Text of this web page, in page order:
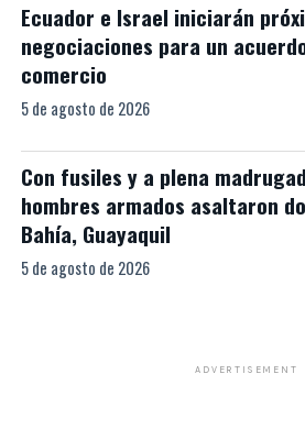
Ecuador e Israel iniciarán
negociaciones para un
comercio
5 de agosto de 2026
Con fusiles y a plena
hombres armados asaltaron
Bahía, Guayaquil
5 de agosto de 2026
ADVERTISEMENT